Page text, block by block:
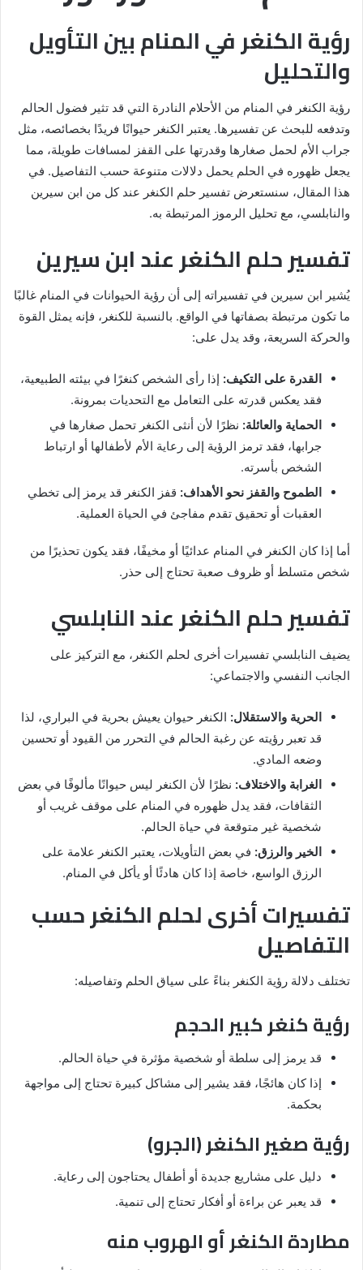
رؤية الكنغر في المنام بين التأويل
والتحليل
رؤية الكنغر في المنام من الأحلام النادرة التي قد تثير فضول الحالم
وتدفعه للبحث عن تفسيرها. يعتبر الكنغر حيوانًا فريدًا بخصائصه، مثل
جراب الأم لحمل صغارها وقدرتها على القفز لمسافات طويلة، مما
يجعل ظهوره في الحلم يحمل دلالات متنوعة حسب التفاصيل. في
هذا المقال، سنستعرض تفسير حلم الكنغر عند كل من ابن سيرين
والنابلسي، مع تحليل الرموز المرتبطة به.
تفسير حلم الكنغر عند ابن سيرين
يُشير ابن سيرين في تفسيراته إلى أن رؤية الحيوانات في المنام غالبًا
ما تكون مرتبطة بصفاتها في الواقع. بالنسبة للكنغر، فإنه يمثل القوة
والحركة السريعة، وقد يدل على:
القدرة على التكيف: إذا رأى الشخص كنغرًا في بيئته الطبيعية،
فقد يعكس قدرته على التعامل مع التحديات بمرونة.
الحماية والعائلة: نظرًا لأن أنثى الكنغر تحمل صغارها في
جرابها، فقد ترمز الرؤية إلى رعاية الأم لأطفالها أو ارتباط
الشخص بأسرته.
الطموح والقفز نحو الأهداف: قفز الكنغر قد يرمز إلى تخطي
العقبات أو تحقيق تقدم مفاجئ في الحياة العملية.
أما إذا كان الكنغر في المنام عدائيًا أو مخيفًا، فقد يكون تحذيرًا من
شخص متسلط أو ظروف صعبة تحتاج إلى حذر.
تفسير حلم الكنغر عند النابلسي
يضيف النابلسي تفسيرات أخرى لحلم الكنغر، مع التركيز على
الجانب النفسي والاجتماعي:
الحرية والاستقلال: الكنغر حيوان يعيش بحرية في البراري، لذا
قد تعبر رؤيته عن رغبة الحالم في التحرر من القيود أو تحسين
وضعه المادي.
الغرابة والاختلاف: نظرًا لأن الكنغر ليس حيوانًا مألوفًا في بعض
الثقافات، فقد يدل ظهوره في المنام على موقف غريب أو
شخصية غير متوقعة في حياة الحالم.
الخير والرزق: في بعض التأويلات، يعتبر الكنغر علامة على
الرزق الواسع، خاصة إذا كان هادئًا أو يأكل في المنام.
تفسيرات أخرى لحلم الكنغر حسب
التفاصيل
تختلف دلالة رؤية الكنغر بناءً على سياق الحلم وتفاصيله:
رؤية كنغر كبير الحجم
قد يرمز إلى سلطة أو شخصية مؤثرة في حياة الحالم.
إذا كان هائجًا، فقد يشير إلى مشاكل كبيرة تحتاج إلى مواجهة
بحكمة.
رؤية صغير الكنغر (الجرو)
دليل على مشاريع جديدة أو أطفال يحتاجون إلى رعاية.
قد يعبر عن براءة أو أفكار تحتاج إلى تنمية.
مطاردة الكنغر أو الهروب منه